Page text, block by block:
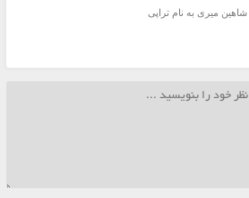
شاهین میری به نام تراپی